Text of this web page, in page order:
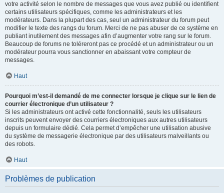
votre activité selon le nombre de messages que vous avez publié ou identifient
certains utilisateurs spécifiques, comme les administrateurs et les
modérateurs. Dans la plupart des cas, seul un administrateur du forum peut
modifier le texte des rangs du forum. Merci de ne pas abuser de ce système en
publiant inutilement des messages afin d’augmenter votre rang sur le forum.
Beaucoup de forums ne toléreront pas ce procédé et un administrateur ou un
modérateur pourra vous sanctionner en abaissant votre compteur de
messages.
Haut
Pourquoi m’est-il demandé de me connecter lorsque je clique sur le lien de
courrier électronique d’un utilisateur ?
Si les administrateurs ont activé cette fonctionnalité, seuls les utilisateurs
inscrits peuvent envoyer des courriers électroniques aux autres utilisateurs
depuis un formulaire dédié. Cela permet d’empêcher une utilisation abusive
du système de messagerie électronique par des utilisateurs malveillants ou
des robots.
Haut
Problèmes de publication